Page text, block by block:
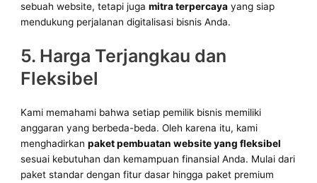
sebuah website, tetapi jugamitra terpercaya yang siap
mendukung perjalanan digitalisasi bisnis Anda.
5. Harga Terjangkau dan
Fleksibel
Kami memahami bahwa setiap pemilik bisnis memiliki
anggaran yang berbeda-beda. Oleh karena itu, kami
menghadirkanpaket pembuatan website yang fleksibel
sesuai kebutuhan dan kemampuan finansial Anda. Mulai dari
paket standar dengan fitur dasar hingga paket premium